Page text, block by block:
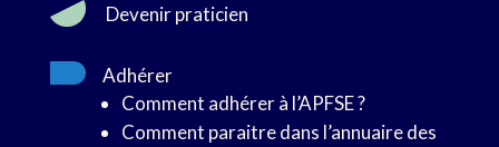
Devenir praticien
Adhérer
Comment adhérer à l’APFSE ?
Comment paraitre dans l’annuaire des